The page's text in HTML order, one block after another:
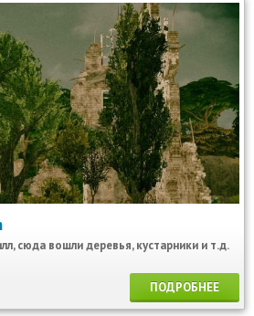
сюда вошли деревья, кустарники и т.д.
ПОДРОБНЕЕ